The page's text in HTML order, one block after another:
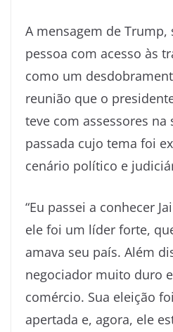
A mensagem de Trump,
pessoa com acesso às
como um
reunião que o
teve com assessores na
passada cujo tema foi
cenário político e
“Eu passei a conhecer
ele foi um líder forte,
amava seu país. Além
negociador muito duro
comércio. Sua eleição
apertada e, agora, ele